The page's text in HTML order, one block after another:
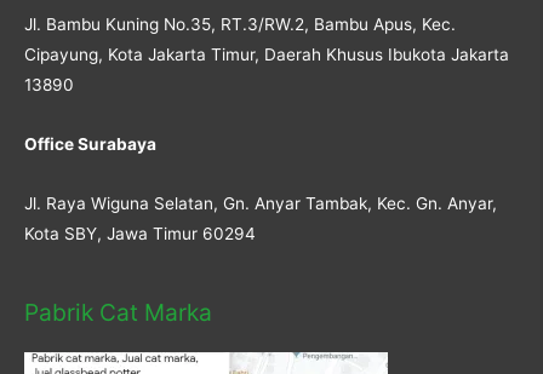
Jl. Bambu Kuning No.35, RT.3/RW.2, Bambu Apus, Kec.
Cipayung, Kota Jakarta Timur, Daerah Khusus Ibukota Jakarta
13890
Office Surabaya
Jl. Raya Wiguna Selatan, Gn. Anyar Tambak, Kec. Gn. Anyar,
Kota SBY, Jawa Timur 60294
Pabrik Cat Marka